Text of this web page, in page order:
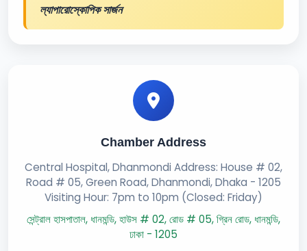
ল্যাপারোস্কোপিক সার্জন
Chamber Address
Central Hospital, Dhanmondi Address: House # 02,
Road # 05, Green Road, Dhanmondi, Dhaka - 1205
Visiting Hour: 7pm to 10pm (Closed: Friday)
সেন্ট্রাল হাসপাতাল, ধানমন্ডি, হাউস # 02, রোড # 05, গ্রিন রোড, ধানমন্ডি,
ঢাকা - 1205